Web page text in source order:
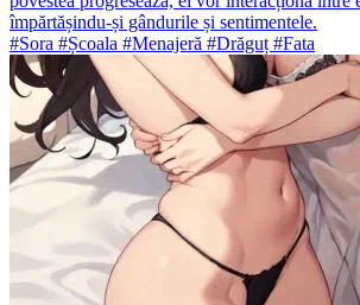
împărtășindu-și gândurile și sentimentele.
#Sora #Școala #Menajeră #Drăguț #Fata